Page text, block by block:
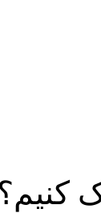
کنیم؟